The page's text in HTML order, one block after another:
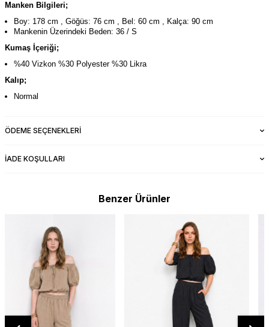
Manken Bilgileri;
Boy: 178 cm , Göğüs: 76 cm , Bel: 60 cm , Kalça: 90 cm
Mankenin Üzerindeki Beden: 36 / S
Kumaş İçeriği;
%40 Vizkon %30 Polyester %30 Likra
Kalıp;
Normal
ÖDEME SEÇENEKLERI
İADE KOŞULLARI
Benzer Ürünler